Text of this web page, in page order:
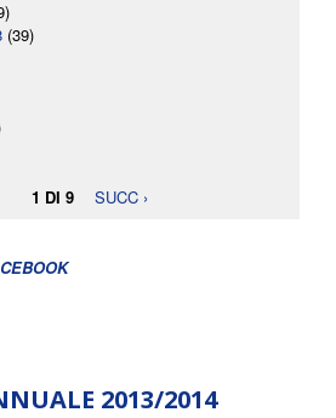
(39)
1 DI 9
SUCC ›
2013/2014